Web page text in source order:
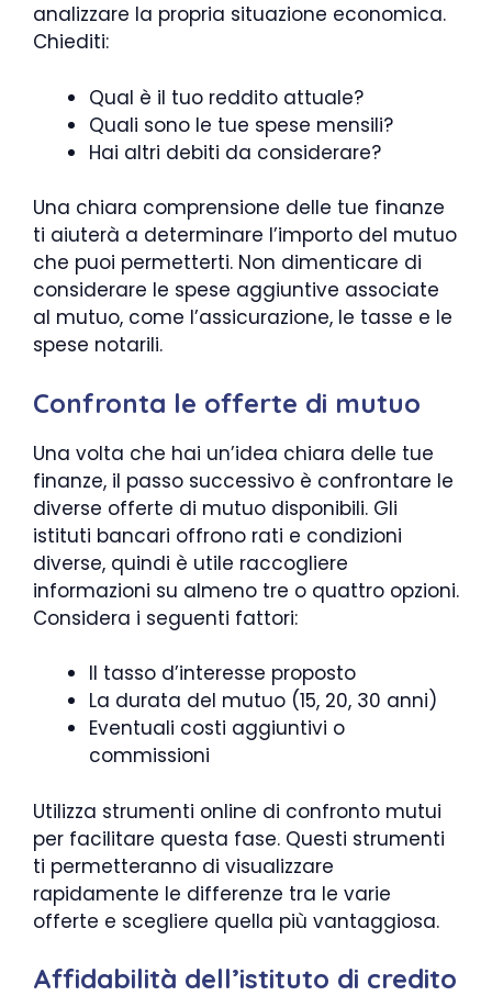
analizzare la propria situazione economica.
Chiediti:
Qual è il tuo reddito attuale?
Quali sono le tue spese mensili?
Hai altri debiti da considerare?
Una chiara comprensione delle tue finanze
ti aiuterà a determinare l’importo del mutuo
che puoi permetterti. Non dimenticare di
considerare le spese aggiuntive associate
al mutuo, come l’assicurazione, le tasse e le
spese notarili.
Confronta le offerte di mutuo
Una volta che hai un’idea chiara delle tue
finanze, il passo successivo è confrontare le
diverse offerte di mutuo disponibili. Gli
istituti bancari offrono rati e condizioni
diverse, quindi è utile raccogliere
informazioni su almeno tre o quattro opzioni.
Considera i seguenti fattori:
Il tasso d’interesse proposto
La durata del mutuo (15, 20, 30 anni)
Eventuali costi aggiuntivi o
commissioni
Utilizza strumenti online di confronto mutui
per facilitare questa fase. Questi strumenti
ti permetteranno di visualizzare
rapidamente le differenze tra le varie
offerte e scegliere quella più vantaggiosa.
Affidabilità dell’istituto di credito